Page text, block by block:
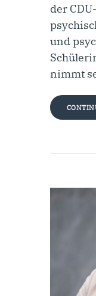
der
und
nimmt